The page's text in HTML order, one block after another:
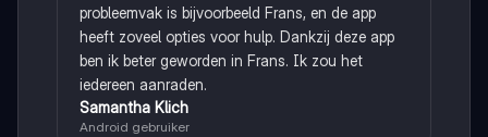
probleemvak is bijvoorbeeld Frans, en de app
heeft zoveel opties voor hulp. Dankzij deze app
ben ik beter geworden in Frans. Ik zou het
iedereen aanraden.
Samantha Klich
Android gebruiker